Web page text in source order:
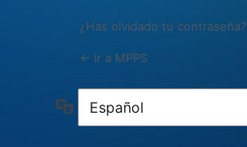
¿Has olvidado tu contraseña?
← Ir a MPPS
Idioma